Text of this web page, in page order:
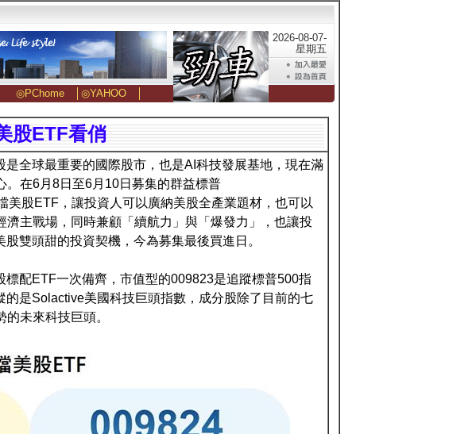
2026-08-07-
星期五
◎PChome│ ◎YAHOO│
股ETF看俏
全球最重要的國際股市，也是AI科技發展基地，現在滿
在6月8日至6月10日募集的群益標普
股ETF，讓投資人可以廣納美股全產業題材，也可以
主戰場，同時兼顧「續航力」與「爆發力」，也讓投
雙頭甜的投資契機，今為募集最後買進日。
配ETF一次備齊，市值型的009823是追蹤標普500指
是Solactive美國科技巨頭指數，成分股除了目前的七
未來科技巨頭。